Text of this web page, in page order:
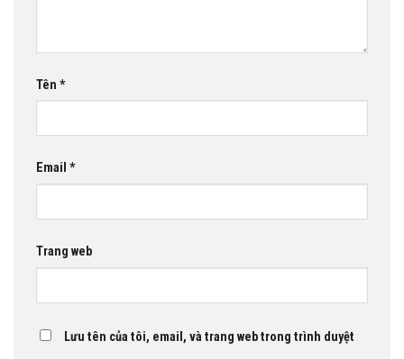
Tên *
Email *
Trang web
Lưu tên của tôi, email, và trang web trong trình duyệt